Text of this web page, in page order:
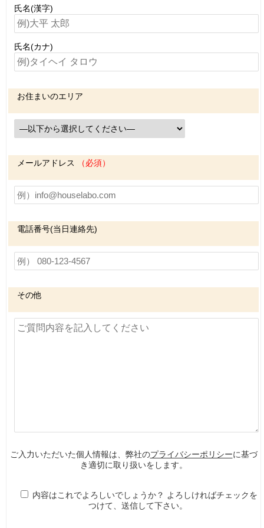
氏名(漢字)
氏名(カナ)
お住まいのエリア
メールアドレス （必須）
電話番号(当日連絡先)
その他
ご入力いただいた個人情報は、弊社のプライバシーポリシーに基づ
き適切に取り扱いをします。
内容はこれでよろしいでしょうか？ よろしければチェックを
つけて、送信して下さい。